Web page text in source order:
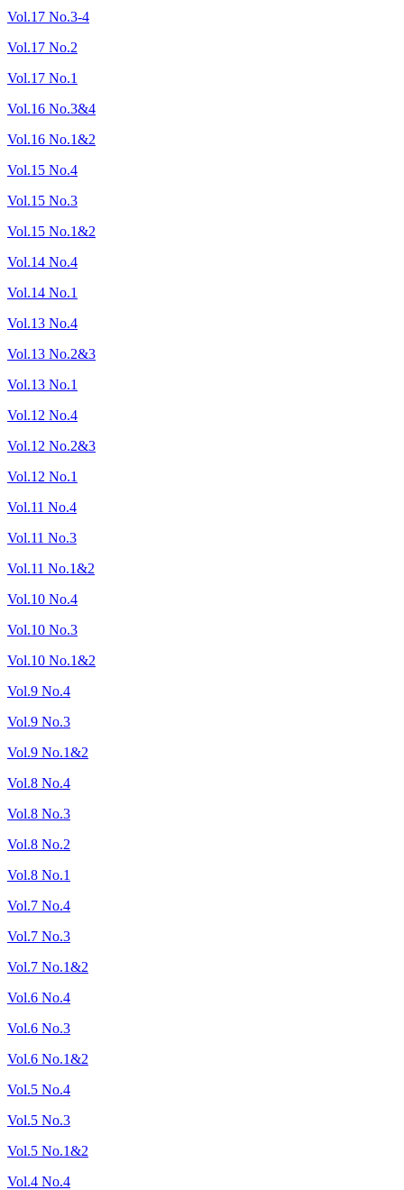
Vol.17 No.3-4
Vol.17 No.2
Vol.17 No.1
Vol.16 No.3&4
Vol.16 No.1&2
Vol.15 No.4
Vol.15 No.3
Vol.15 No.1&2
Vol.14 No.4
Vol.14 No.1
Vol.13 No.4
Vol.13 No.2&3
Vol.13 No.1
Vol.12 No.4
Vol.12 No.2&3
Vol.12 No.1
Vol.11 No.4
Vol.11 No.3
Vol.11 No.1&2
Vol.10 No.4
Vol.10 No.3
Vol.10 No.1&2
Vol.9 No.4
Vol.9 No.3
Vol.9 No.1&2
Vol.8 No.4
Vol.8 No.3
Vol.8 No.2
Vol.8 No.1
Vol.7 No.4
Vol.7 No.3
Vol.7 No.1&2
Vol.6 No.4
Vol.6 No.3
Vol.6 No.1&2
Vol.5 No.4
Vol.5 No.3
Vol.5 No.1&2
Vol.4 No.4